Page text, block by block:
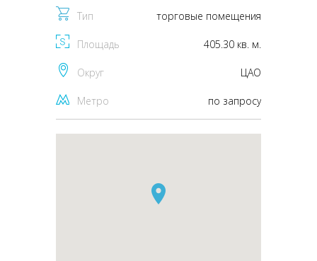
Тип торговые помещения
Площадь 405.30 кв. м.
Округ ЦАО
Метро по запросу